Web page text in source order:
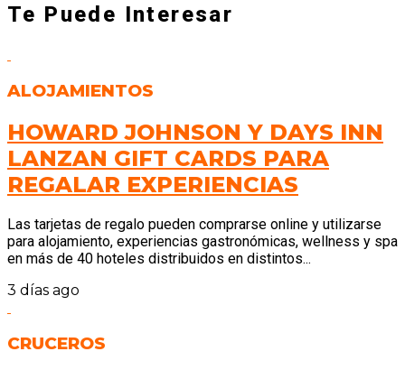
Te Puede Interesar
ALOJAMIENTOS
HOWARD JOHNSON Y DAYS INN
LANZAN GIFT CARDS PARA
REGALAR EXPERIENCIAS
Las tarjetas de regalo pueden comprarse online y utilizarse
para alojamiento, experiencias gastronómicas, wellness y spa
en más de 40 hoteles distribuidos en distintos...
3 días ago
CRUCEROS